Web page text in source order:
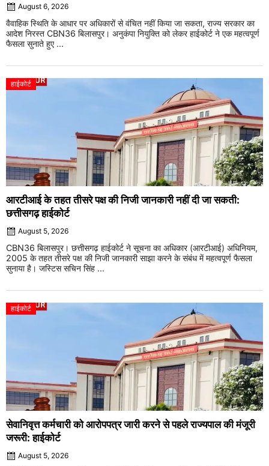
August 6, 2026
वैवाहिक स्थिति के आधार पर अधिकारों से वंचित नहीं किया जा सकता, राज्य सरकार का
आदेश निरस्त CBN36 बिलासपुर। अनुकंपा नियुक्ति को लेकर हाईकोर्ट ने एक महत्वपूर्ण
फैसला सुनाते हुए ...
हाईकोर्ट
आरटीआई के तहत तीसरे पक्ष की निजी जानकारी नहीं दी जा सकती:
छत्तीसगढ़ हाईकोर्ट
August 5, 2026
CBN36 बिलासपुर। छत्तीसगढ़ हाईकोर्ट ने सूचना का अधिकार (आरटीआई) अधिनियम,
2005 के तहत तीसरे पक्ष की निजी जानकारी साझा करने के संबंध में महत्वपूर्ण फैसला
सुनाया है। जस्टिस सचिन सिंह ...
हाईकोर्ट
सेवानिवृत्त कर्मचारी को आरोपपत्र जारी करने से पहले राज्यपाल की मंजूरी
जरूरी: हाईकोर्ट
August 5, 2026